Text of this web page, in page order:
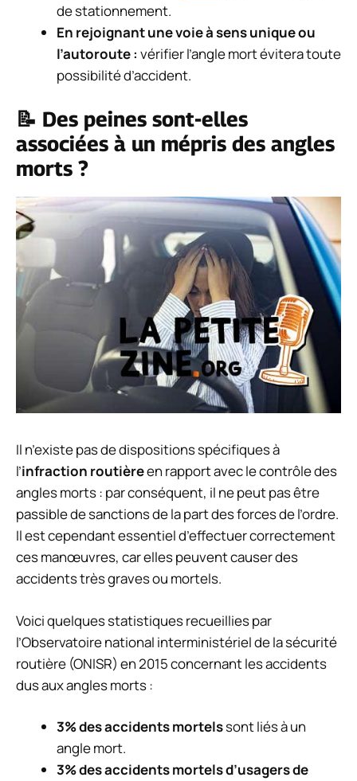
de stationnement.
En rejoignant une voie à sens unique ou
l’autoroute : vérifier l’angle mort évitera toute
possibilité d’accident.
📝 Des peines sont-elles
associées à un mépris des angles
morts ?
Il n’existe pas de dispositions spécifiques à
l’infraction routièreen rapport avec le contrôle des
angles morts : par conséquent, il ne peut pas être
passible de sanctions de la part des forces de l’ordre.
Il est cependant essentiel d’effectuer correctement
ces manœuvres, car elles peuvent causer des
accidents très graves ou mortels.
Voici quelques statistiques recueillies par
l’Observatoire national interministériel de la sécurité
routière (ONISR) en 2015 concernant les accidents
dus aux angles morts :
3% des accidents mortelssont liés à un
angle mort.
3% des accidents mortels d’usagers de